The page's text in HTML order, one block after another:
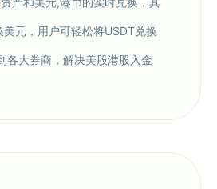
美元，用户可轻松将USDT兑换
各大券商，解决美股港股入金